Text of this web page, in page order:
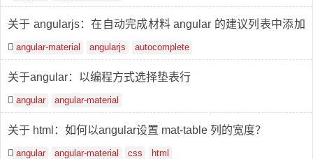
关于 angularjs：在自动完成材料 angular 的建议列表中添加
带有链接的页脚
angular-material angularjs autocomplete
关于angular：以编程方式选择垫表行
angular angular-material
关于 html：如何以angular设置 mat-table 列的宽度？
angular angular-material css html